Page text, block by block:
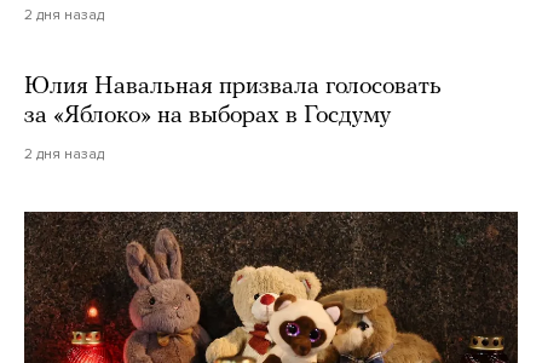
2 дня назад
Юлия Навальная призвала голосовать
за «Яблоко» на выборах в Госдуму
2 дня назад